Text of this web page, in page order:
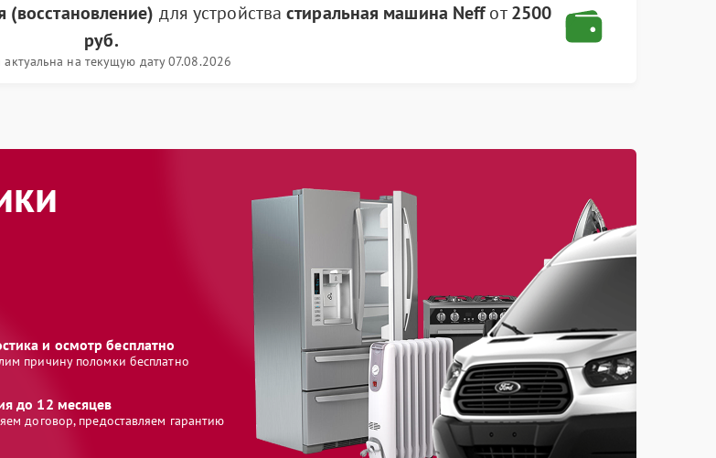
(восстановление) для устройствастиральная машина Neffот2500
руб.
актуальна на текущую дату 07.08.2026
и осмотр бесплатно
причину поломки бесплатно
до 12 месяцев
договор, предоставляем гарантию